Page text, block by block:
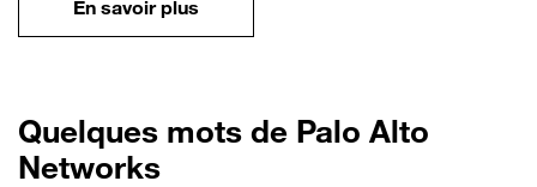
En savoir plus
Quelques mots de Palo Alto
Networks